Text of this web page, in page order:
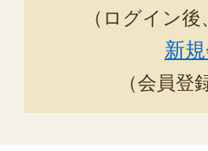
（ログイン
新
（会員登